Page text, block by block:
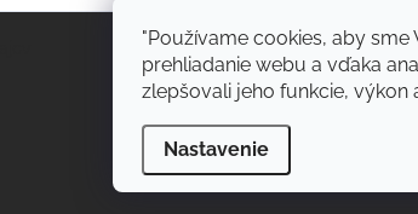
"Používame cookies, aby
prehliadanie webu a vďaka
zlepšovali jeho funkcie, výkon
Nastavenie